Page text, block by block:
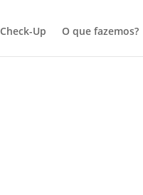
Check-Up O que fazemos?